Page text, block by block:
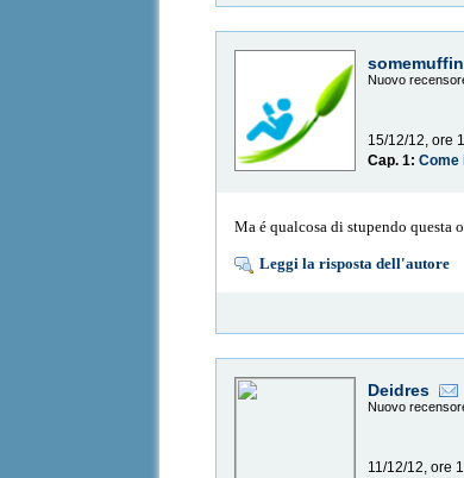
Nuovo
15/12/12, ore
Cap. 1:Come
Ma é qualcosa di stupendo
Leggi la risposta dell'autore
Deidres
Nuovo
11/12/12, ore